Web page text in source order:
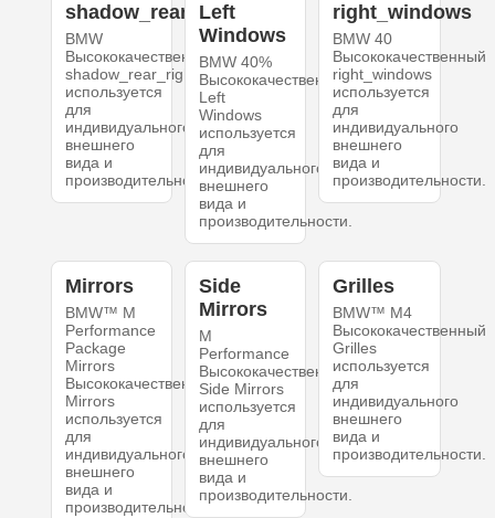
shadow_rear_right
BMW
Высококачественный
shadow_rear_right
используется
для
индивидуального
внешнего
вида и
производительности.
Left
Windows
BMW 40%
Высококачественный
Left
Windows
используется
для
индивидуального
внешнего
вида и
производительности.
right_windows
BMW 40
Высококачественный
right_windows
используется
для
индивидуального
внешнего
вида и
производительности.
Mirrors
BMW™ M
Performance
Package
Mirrors
Высококачественный
Mirrors
используется
для
индивидуального
внешнего
вида и
производительности.
Side
Mirrors
M
Performance
Высококачественный
Side Mirrors
используется
для
индивидуального
внешнего
вида и
производительности.
Grilles
BMW™ M4
Высококачественный
Grilles
используется
для
индивидуального
внешнего
вида и
производительности.